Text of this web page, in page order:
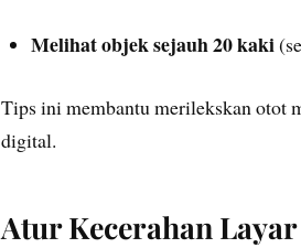
Melihat objek sejauh 20 kaki
Tips ini membantu merilekskan otot
digital.
Atur Kecerahan Layar